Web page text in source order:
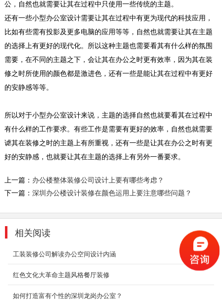
公，自然也就需要让其在过程中只使用一些传统的主题。
还有一些小型办公室设计需要让其在过程中有更为现代的科技应用，
比如有些需有投影及更多电脑的应用等等，自然也就需要让其在主题
的选择上有更好的现代化。所以这种主题也需要看其有什么样的氛围
需要，在不同的主题之下，会让其在办公之时更有效率，因为其在装
修之时所使用的颜色都是激进色，还有一些是能让其在过程中有更好
的安静感等等。
所以对于小型办公室设计来说，主题的选择自然也就要看其在过程中
有什么样的工作要求。有些工作是需要有更好的效率，自然也就需要
谑其在装修之时的主题上有所重视，还有一些是让其在办公之时有更
好的安静感，也就要让其在主题的选择上有另外一番要求。
上一篇： 办公楼整体装修公司设计上要有哪些考虑？
下一篇： 深圳办公楼设计装修在颜色运用上要注意哪些问题？
相关阅读
工装装修公司解读办公空间设计内涵
红色文化大革命主题风格餐厅装修
如何打造富有个性的深圳龙岗办公室？
3000平空压机厂房装修
和睦性...
2018-06-28
南山办公室装修|深圳印象
集合成都多维设计事务所的独特设计、阿里巴巴
务，推出了全...
2018-08-29
深圳大型办公室装修
局平面呈回字形，让集团总部和子公司之间分而
2018-07-30
厂房办公装修案例
办公室装修设计不仅要考虑到人们的感情，还要